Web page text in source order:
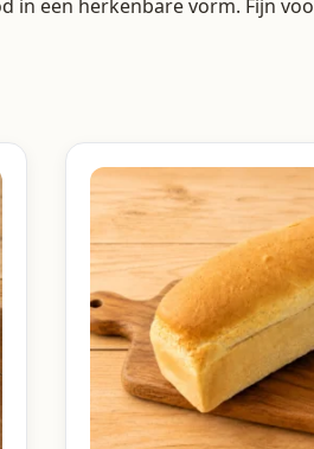
in een herkenbare vorm. Fijn